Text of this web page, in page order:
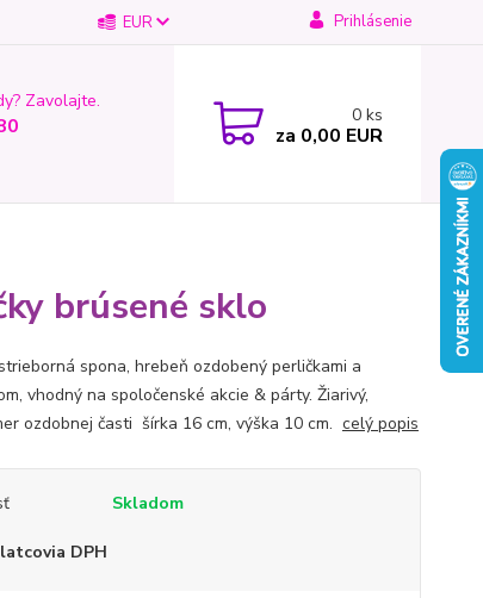
EUR Prihlásenie
Zavolajte.
0 ks
za 0,00 EUR
brúsené sklo
spona, hrebeň ozdobený perličkami a
vhodný na spoločenské akcie & párty. Žiarivý,
ozdobnej časti šírka 16 cm, výška 10 cm. celý popis
Skladom
DPH